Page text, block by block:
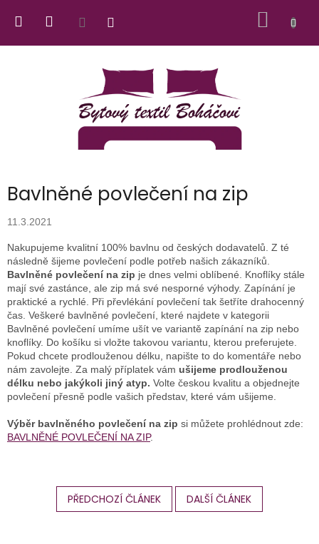
Bavlněné povlečení na zip
11.3.2021
Nakupujeme kvalitní 100% bavlnu od českých dodavatelů. Z té
následně šijeme povlečení podle potřeb našich zákazníků.
Bavlněné povlečení na zip je dnes velmi oblíbené. Knoflíky stále
mají své zastánce, ale zip má své nesporné výhody. Zapínání je
praktické a rychlé. Při převlékání povlečení tak šetříte drahocenný
čas. Veškeré bavlněné povlečení, které najdete v kategorii
Bavlněné povlečení umíme ušít ve variantě zapínání na zip nebo
knoflíky. Do košíku si vložte takovou variantu, kterou preferujete.
Pokud chcete prodlouženou délku, napište to do komentáře nebo
nám zavolejte. Za malý příplatek vám ušijeme prodlouženou
délku nebo jakýkoli jiný atyp. Volte českou kvalitu a objednejte
povlečení přesně podle vašich představ, které vám ušijeme.
Výběr bavlněného povlečení na zip si můžete prohlédnout zde:
BAVLNĚNÉ POVLEČENÍ NA ZIP.
PŘEDCHOZÍ ČLÁNEK DALŠÍ ČLÁNEK